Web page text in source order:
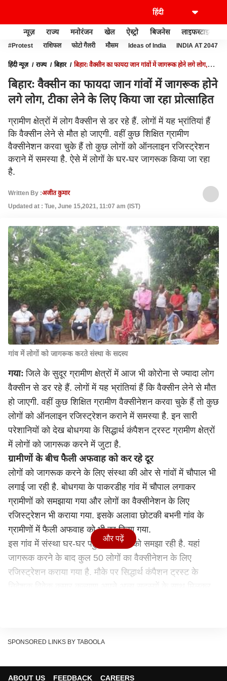
न्यूज़ राज्य मनोरंजन खेल ऐस्ट्रो बिजनेस लाइफस्टाइल
#Protest राशिफल फोटो गैलरी मौसम Ideas of India INDIA AT 2047
हिंदी न्यूज़ राज्य बिहार
बिहारः वैक्सीन का फायदा जान गांवों में जागरूक होने लगे लोग,
बिहारः वैक्सीन का फायदा जान गांवों में जागरूक होने
लगे लोग, टीका लेने के लिए किया जा रहा प्रोत्साहित
ग्रामीण क्षेत्रों में लोग वैक्सीन से डर रहे हैं. लोगों में यह भ्रांतियां हैं
कि वैक्सीन लेने से मौत हो जाएगी. वहीं कुछ शिक्षित ग्रामीण
वैक्सीनेशन करवा चुके हैं तो कुछ लोगों को ऑनलाइन रजिस्ट्रेशन
कराने में समस्या है. ऐसे में लोगों के घर-घर जागरूक किया जा रहा
है.
Written By :अजीत कुमार
Updated at : Tue, June 15,2021, 11:07 am (IST)
गांव में लोगों को जागरूक करते संस्था के सदस्य
गयाः जिले के सुदूर ग्रामीण क्षेत्रों में आज भी कोरोना से ज्यादा लोग
वैक्सीन से डर रहे हैं. लोगों में यह भ्रांतियां हैं कि वैक्सीन लेने से मौत
हो जाएगी. वहीं कुछ शिक्षित ग्रामीण वैक्सीनेशन करवा चुके हैं तो कुछ
लोगों को ऑनलाइन रजिस्ट्रेशन कराने में समस्या है. इन सारी
परेशानियों को देख बोधगया के सिद्धार्थ कंपैशन ट्रस्ट ग्रामीण क्षेत्रों
में लोगों को जागरूक करने में जुटा है.
ग्रामीणों के बीच फैली अफवाह को कर रहे दूर
लोगों को जागरूक करने के लिए संस्था की ओर से गांवों में चौपाल भी
लगाई जा रही है. बोधगया के पाकरडीह गांव में चौपाल लगाकर
ग्रामीणों को समझाया गया और लोगों का वैक्सीनेशन के लिए
रजिस्ट्रेशन भी कराया गया. इसके अलावा छोटकी बभनी गांव के
ग्रामीणों में फैली अफवाह को भी दूर किया गया.
इस गांव में संस्था घर-घर पहुंचकर लोगों को समझा रही है. यहां
जागरूक करने के बाद कुल 50 लोगों का वैक्सीनेशन के लिए
रजिस्ट्रेशन कराया गया है. मौके पर सिद्धार्थ कंपैशन ट्रस्ट के
वैक्सीन को लेकर कई तरह की भ्रांतियां हैं जिसे दूर करने के लिए
और पढ़ें
SPONSORED LINKS BY TABOOLA
ABOUT US FEEDBACK CAREERS